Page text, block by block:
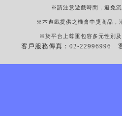
※請注意遊戲時間，避免
※本遊戲提供之機會中獎商品，
※於平台上尊重包容多元性別
客戶服務傳真：02-22996996